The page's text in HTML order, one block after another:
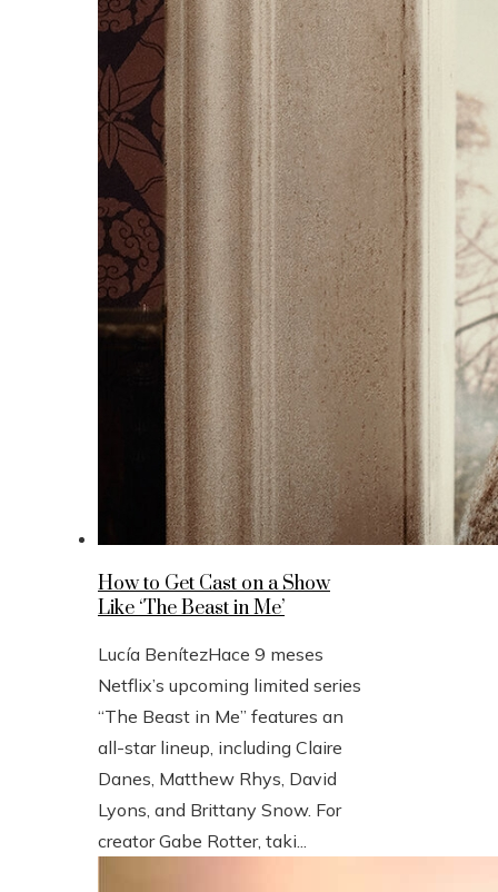
How to Get Cast on a Show
Like ‘The Beast in Me’
Lucía BenítezHace 9 meses
Netflix’s upcoming limited series
“The Beast in Me” features an
all-star lineup, including Claire
Danes, Matthew Rhys, David
Lyons, and Brittany Snow. For
creator Gabe Rotter, taki...